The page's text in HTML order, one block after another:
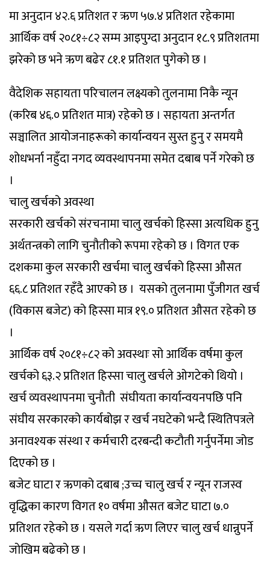
मा अनुदान ४२.६ प्रतिशत र ऋण ५७.४ प्रतिशत रहेकामा
आर्थिक वर्ष २०८१÷८२ सम्म आइपुग्दा अनुदान १८.९ प्रतिशतमा
झरेको छ भने ऋण बढेर ८१.१ प्रतिशत पुगेको छ ।
वैदेशिक सहायता परिचालन लक्ष्यको तुलनामा निकै न्यून
(करिब ४६.० प्रतिशत मात्र) रहेको छ । सहायता अन्तर्गत
सञ्चालित आयोजनाहरूको कार्यान्वयन सुस्त हुनु र समयमै
शोधभर्ना नहुँदा नगद व्यवस्थापनमा समेत दबाब पर्ने गरेको छ
।
चालु खर्चको अवस्था
सरकारी खर्चको संरचनामा चालु खर्चको हिस्सा अत्यधिक हुनु
अर्थतन्त्रको लागि चुनौतीको रूपमा रहेको छ । विगत एक
दशकमा कुल सरकारी खर्चमा चालु खर्चको हिस्सा औसत
६६.८ प्रतिशत रहँदै आएको छ । यसको तुलनामा पुँजीगत खर्च
(विकास बजेट) को हिस्सा मात्र १९.० प्रतिशत औसत रहेको छ
।
आर्थिक वर्ष २०८१÷८२ को अवस्थाः सो आर्थिक वर्षमा कुल
खर्चको ६३.२ प्रतिशत हिस्सा चालु खर्चले ओगटेको थियो ।
खर्च व्यवस्थापनमा चुनौती संघीयता कार्यान्वयनपछि पनि
संघीय सरकारको कार्यबोझ र खर्च नघटेको भन्दै स्थितिपत्रले
अनावश्यक संस्था र कर्मचारी दरबन्दी कटौती गर्नुपर्नेमा जोड
दिएको छ ।
बजेट घाटा र ऋणको दबाब ;उच्च चालु खर्च र न्यून राजस्व
वृद्धिका कारण विगत १० वर्षमा औसत बजेट घाटा ७.०
प्रतिशत रहेको छ । यसले गर्दा ऋण लिएर चालु खर्च धान्नुपर्ने
जोखिम बढेको छ ।